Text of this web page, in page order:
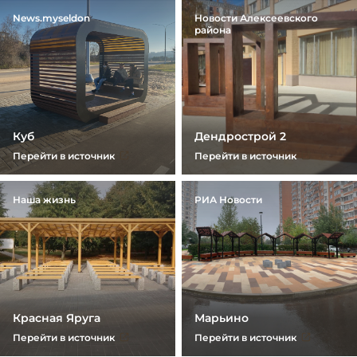
В центре города
обустраивают историческую
досуговую зону
Сергей Собянин рассказал о
создании парковых и
пешеходных зон в
нескольких районах Москвы
News.myseldon
Куб
На набережной Яченского
водохранилища появились
шезлонги
Перейти в источник
Новости Алексеевского
района
Дендрострой 2
Около библиотеки на
Бориса Галушкина
организовали площадку для
проведения книжных
фестивалей
Перейти в источник
Наша жизнь
Красная Яруга
Перейти в источник
РИА Новости
Марьино
Перейти в источник